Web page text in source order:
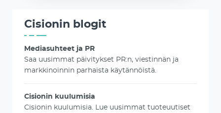
Cisionin blogit
Mediasuhteet ja PR
Saa uusimmat päivitykset PR:n, viestinnän ja
markkinoinnin parhaista käytännöistä.
Cisionin kuulumisia
Cisionin kuulumisia. Lue uusimmat tuoteuutiset